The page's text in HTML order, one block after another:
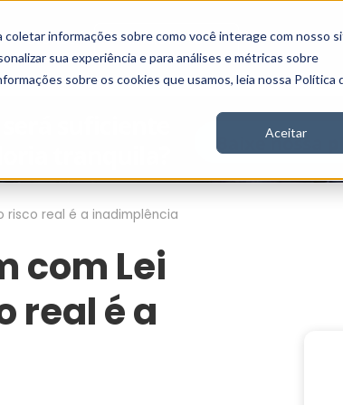
coletar informações sobre como você interage com nosso
sua experiência e para análises e métricas sobre
sobre os cookies que usamos, leia nossa Política
Aceitar
Stories Inscreva-se
risco real é a inadimplência
com Lei
real é a